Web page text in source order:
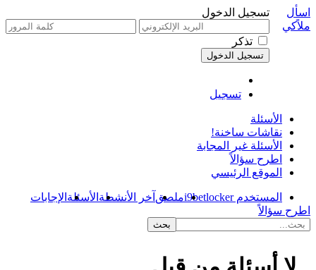
تسجيل الدخول
تذكر
تسجيل
اسأل
ملاًكي
الأسئلة
نقاشات ساخنة!
الأسئلة غير المجابة
اطرح سؤالاً
الموقع الرئيسي
المستخدم i9betlocker ملصق آخر الأنشطة الأسئلة الإجابات
اطرح سؤالاً